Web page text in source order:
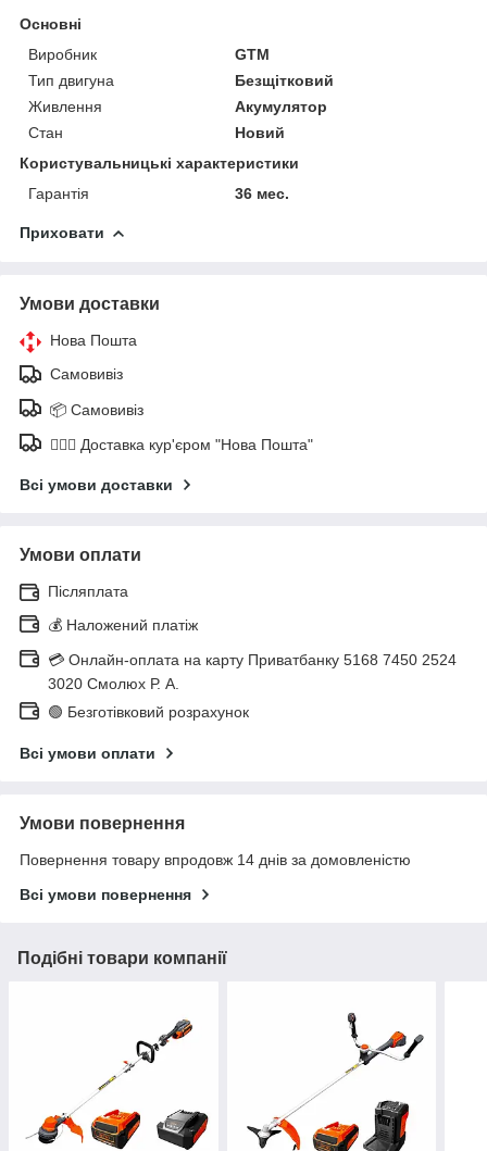
Основні
Виробник
GTM
Тип двигуна
Безщітковий
Живлення
Акумулятор
Стан
Новий
Користувальницькі характеристики
Гарантія
36 мес.
Приховати
Умови доставки
Нова Пошта
Самовивіз
📦 Самовивіз
🚶🏼‍♂️ Доставка кур'єром "Нова Пошта"
Всі умови доставки
Умови оплати
Післяплата
💰 Наложений платіж
💳 Онлайн-оплата на карту Приватбанку 5168 7450 2524
3020 Смолюх Р. А.
🟢 Безготівковий розрахунок
Всі умови оплати
Умови повернення
Повернення товару впродовж 14 днів за домовленістю
Всі умови повернення
Подібні товари компанії